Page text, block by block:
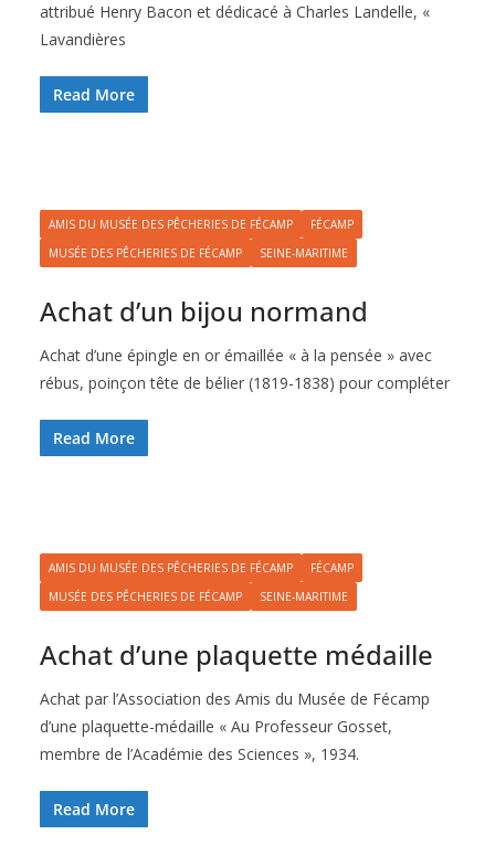
attribué Henry Bacon et dédicacé à Charles Landelle, «
Lavandières
Read More
AMIS DU MUSÉE DES PÊCHERIES DE FÉCAMP
FÉCAMP
MUSÉE DES PÊCHERIES DE FÉCAMP
SEINE-MARITIME
Achat d’un bijou normand
Achat d’une épingle en or émaillée « à la pensée » avec
rébus, poinçon tête de bélier (1819-1838) pour compléter
Read More
AMIS DU MUSÉE DES PÊCHERIES DE FÉCAMP
FÉCAMP
MUSÉE DES PÊCHERIES DE FÉCAMP
SEINE-MARITIME
Achat d’une plaquette médaille
Achat par l’Association des Amis du Musée de Fécamp
d’une plaquette-médaille « Au Professeur Gosset,
membre de l’Académie des Sciences », 1934.
Read More